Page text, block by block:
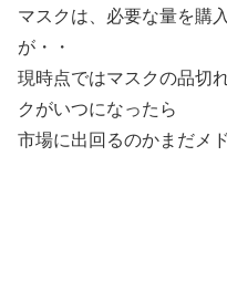
マスクは、必要な量を購
が・・
現時点ではマスクの品切
クがいつになったら
市場に出回るのかまだメ